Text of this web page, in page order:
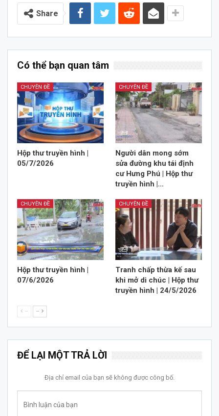
Share
Có thể bạn quan tâm
CHUYÊN ĐỀ
Hộp thư truyền hình |
05/7/2026
CHUYÊN ĐỀ
Người dân mong sớm
sửa đường khu tái định
cư Hưng Phú | Hộp thư
truyền hình |…
CHUYÊN ĐỀ
Hộp thư truyền hình |
07/6/2026
CHUYÊN ĐỀ
Tranh chấp thừa kế sau
khi mở di chúc | Hộp thư
truyền hình | 24/5/2026
-- --
ĐỂ LẠI MỘT TRẢ LỜI
Địa chỉ email của bạn sẽ không được công bố.